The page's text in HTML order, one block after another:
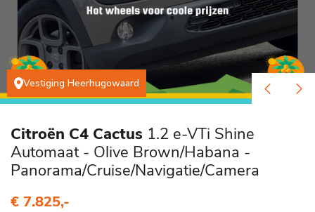
Vestiging Heerhugowaard
Citroën C4 Cactus 1.2 e-VTi Shine
Automaat - Olive Brown/Habana -
Panorama/Cruise/Navigatie/Camera
€ 7.825,-